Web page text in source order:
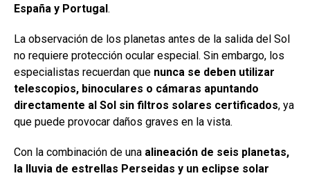
España y Portugal .
La observación de los planetas antes de la salida del Sol
no requiere protección ocular especial. Sin embargo, los
especialistas recuerdan que nunca se deben utilizar
telescopios, binoculares o cámaras apuntando
directamente al Sol sin filtros solares certificados, ya
que puede provocar daños graves en la vista.
Con la combinación de una alineación de seis planetas,
la lluvia de estrellas Perseidas y un eclipse solar